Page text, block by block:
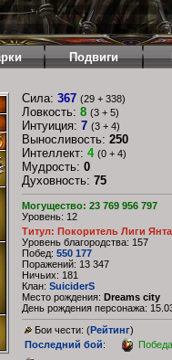
Подвиги
Сила: 367 (29 + 338)
Ловкость: 8 (3 + 5)
Интуиция: 7 (3 + 4)
Выносливость: 250
Интеллект: 4 (0 + 4)
Мудрость: 0
Духовность: 75
Могущество: 23 769 956 797
Уровень: 12
Титул: Покоритель Лиги
Уровень благородства: 157
Побед: 550 177
Поражений: 13 347
Ничьих: 181
Клан: SuiciderS
Место рождения: Dreams city
День рождения персонажа:
Бои чести: (Рейтинг)
Последний бой:
Победа